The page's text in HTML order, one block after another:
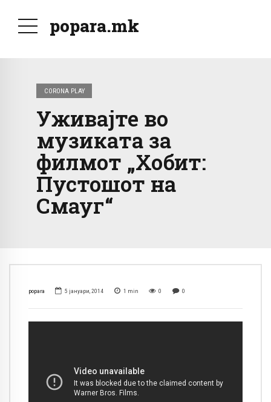
popara.mk
CORONA PLAY
Уживајте во
музиката за
филмот „Хобит:
Пустошот на
Смауг“
popara 5 јануари, 2014 1 min 0 0